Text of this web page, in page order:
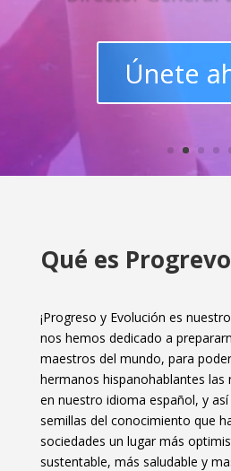
Qué es Progrevo
¡Progreso y Evolución es
nos hemos dedicado a
maestros del mundo, para
hermanos hispanohablantes las
en nuestro idioma español, y
semillas del conocimiento que
sociedades un lugar más
sustentable, más saludable y